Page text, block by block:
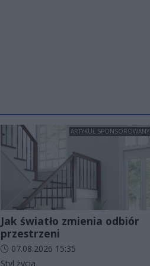
ARTYKUŁ SPONSOROWANY
Jak światło zmienia odbiór
przestrzeni
Data dodania artykułu:
07.08.2026 15:35
Kategorie artykułu:
Styl życia